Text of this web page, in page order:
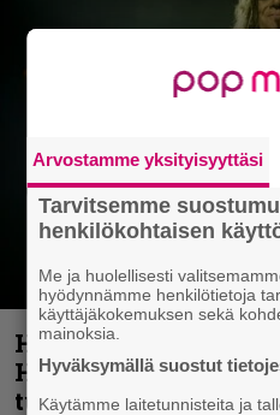
Helloween- ja
Hansen julkaisi
tulevalta
Arvostamme yksityisyyttäsi
Tarvitsemme
henkilökohtaisen
Me ja huolellisesti
hyödynnämme henkilötietoja
käyttäjäkokemuksen sekä
mainoksia.
Hyväksymällä suostut
Käytämme laitetunnisteita ja